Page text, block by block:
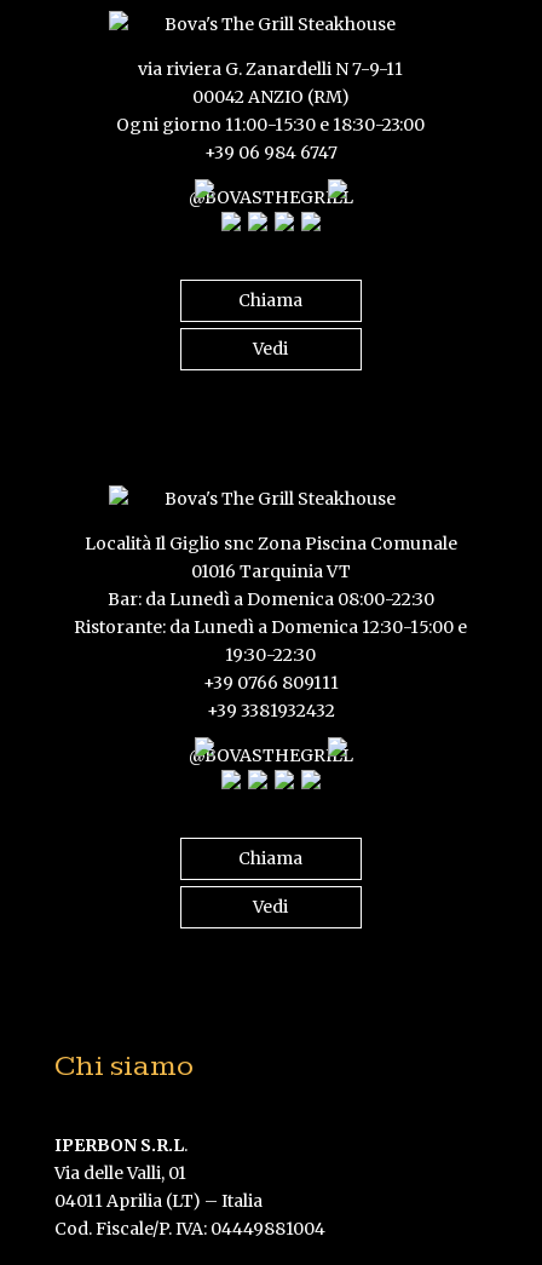
via riviera G. Zanardelli N 7-9-11
00042 ANZIO (RM)
Ogni giorno 11:00-15:30 e 18:30-23:00
+39 06 984 6747
@BOVASTHEGRILL
Chiama
Vedi
Località Il Giglio snc Zona Piscina Comunale
01016 Tarquinia VT
Bar: da Lunedì a Domenica 08:00-22:30
Ristorante: da Lunedì a Domenica 12:30-15:00 e
19:30-22:30
+39 0766 809111
+39 3381932432
@BOVASTHEGRILL
Chiama
Vedi
Chi siamo
IPERBON S.R.L.
Via delle Valli, 01
04011 Aprilia (LT) – Italia
Cod. Fiscale/P. IVA: 04449881004